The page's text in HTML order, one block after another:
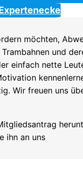
möchten,
und
einfach nette
Wir freuen uns
ihn an uns